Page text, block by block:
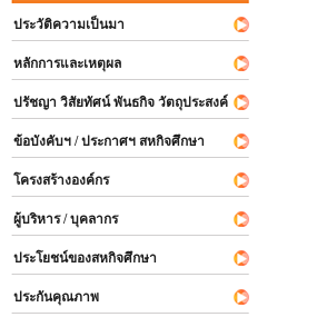
ประวัติความเป็นมา
หลักการและเหตุผล
ปรัชญา วิสัยทัศน์ พันธกิจ วัตถุประสงค์
ข้อบังคับฯ / ประกาศฯ สหกิจศึกษา
โครงสร้างองค์กร
ผู้บริหาร / บุคลากร
ประโยชน์ของสหกิจศึกษา
ประกันคุณภาพ